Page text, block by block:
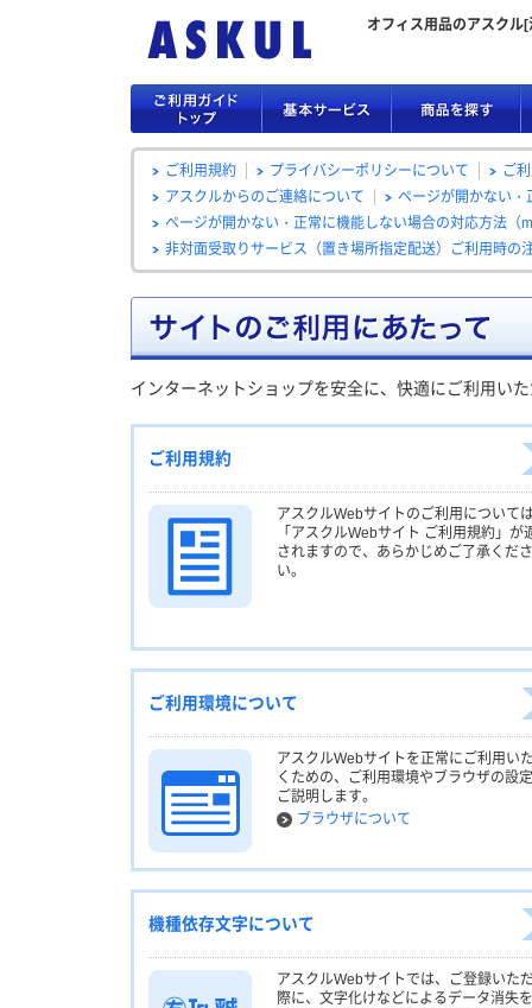
オフィス用品のアスクル
ご利用規約 プライバシーポリシーについて
ご
アスクルからのご連絡について
ページが開かない・
ページが開かない・正常に機能しない場合の対応方法（
非対面受取りサービス（置き場所指定配送）ご利用時の
インターネットショップを安全に、快適にご利用い
ご利用規約
アスクルWebサイトのご利用について
「アスクルWebサイト ご利用規約」が
されますので、あらかじめご了承くださ
い。
ご利用環境について
アスクルWebサイトを正常にご利用い
くための、ご利用環境やブラウザの設
ご説明します。
ブラウザについて
機種依存文字について
アスクルWebサイトでは、ご登録いた
際に、文字化けなどによるデータ消失